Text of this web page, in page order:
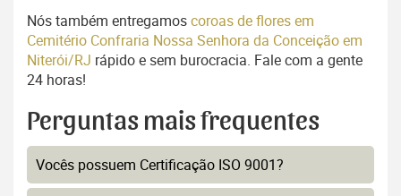
Nós também entregamoscoroas de flores em
Cemitério Confraria Nossa Senhora da Conceição em
Niterói/RJ rápido e sem burocracia. Fale com a gente
24 horas!
Perguntas mais frequentes
Vocês possuem Certificação ISO 9001?